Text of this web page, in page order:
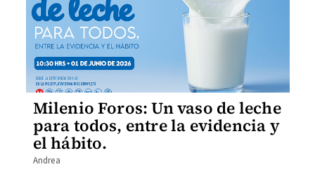
Milenio Foros: Un vaso de leche
para todos, entre la evidencia y
el hábito.
Andrea